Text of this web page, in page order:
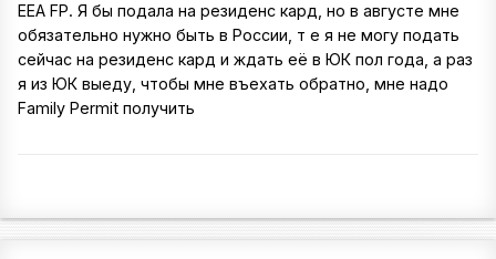
EEA FP. Я бы подала на резиденс кард, но в августе мне
обязательно нужно быть в России, т е я не могу подать
сейчас на резиденс кард и ждать её в ЮК пол года, а раз
я из ЮК выеду, чтобы мне въехать обратно, мне надо
Family Permit получить